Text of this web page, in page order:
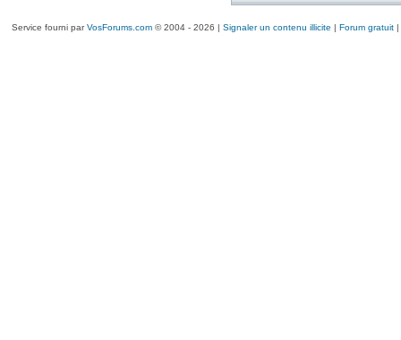
Service fourni parVosForums.com© 2004 - 2026 | Signaler un contenu illicite | Forum gratuit|